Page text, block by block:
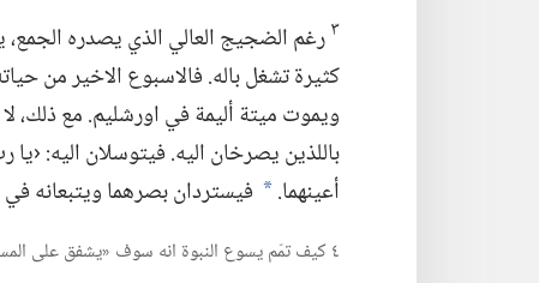
٣رغم الضجيج العالي الذي يصدره
كثيرة تشغل باله.‏ فالاسبوع الاخير من
ويموت ميتة أليمة في اورشليم.‏ مع
باللذين يصرخان اليه.‏ فيتوسلان اليه:‏
أعينهما.‏ a فيستردان بصرهما ويتبعانه
٤ كيف تمّم يسوع النبوة انه سوف «يشفق على المسكين»؟‏